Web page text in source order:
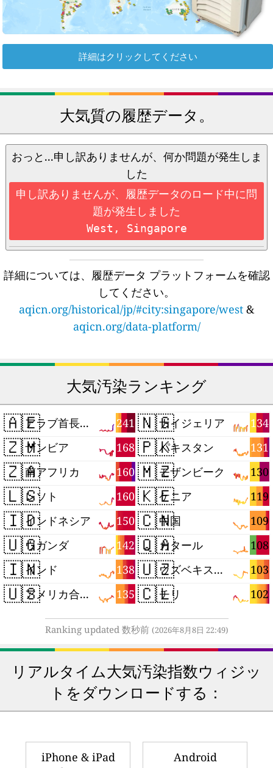
詳細はクリックしてください
大気質の履歴データ。
おっと...申し訳ありませんが、何か問題が発生しま
した
申し訳ありませんが、履歴データのロード中に問
題が発生しました
West, Singapore
詳細については、履歴データ プラットフォームを確認
してください。
aqicn.org/historical/jp/#city:singapore/west &
aqicn.org/data-platform/
大気汚染ランキング
🇦🇪 241
アラブ首長国連邦
🇿🇲 168
ザンビア
🇿🇦 160
南アフリカ
🇱🇸 160
レソト
🇮🇩 150
インドネシア
🇺🇬 142
ウガンダ
🇮🇳 138
インド
🇺🇸 135
アメリカ合衆国
🇳🇬 134
ナイジェリア
🇵🇰 131
パキスタン
🇲🇿 130
モザンビーク
🇰🇪 119
ケニア
🇨🇳 109
中国
🇶🇦 108
カタール
🇺🇿 103
ウズベキスタン
🇨🇱 102
チリ
Ranking updated 数秒前 (2026年8月8日 22:49)
リアルタイム大気汚染指数ウィジッ
トをダウンロードする：
iPhone & iPad Android